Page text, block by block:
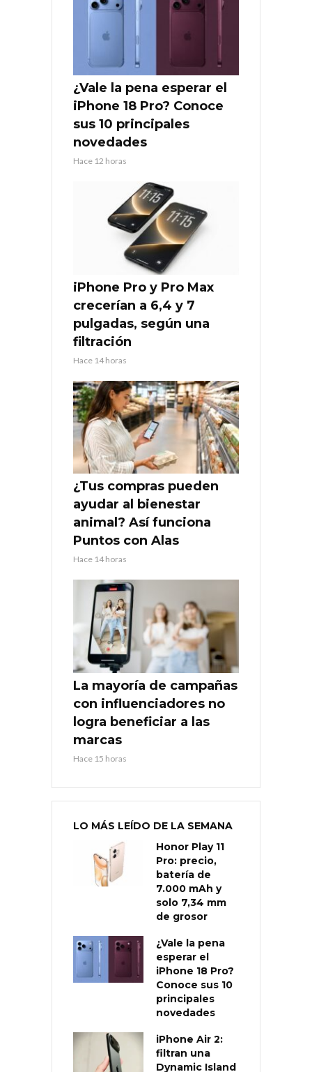
¿Vale la pena esperar el
iPhone 18 Pro? Conoce
sus 10 principales
novedades
Hace 12 horas
iPhone Pro y Pro Max
crecerían a 6,4 y 7
pulgadas, según una
filtración
Hace 14 horas
¿Tus compras pueden
ayudar al bienestar
animal? Así funciona
Puntos con Alas
Hace 14 horas
La mayoría de campañas
con influenciadores no
logra beneficiar a las
marcas
Hace 15 horas
LO MÁS LEÍDO DE LA SEMANA
Honor Play 11
Pro: precio,
batería de
7.000 mAh y
solo 7,34 mm
de grosor
¿Vale la pena
esperar el
iPhone 18 Pro?
Conoce sus 10
principales
novedades
iPhone Air 2:
filtran una
Dynamic Island